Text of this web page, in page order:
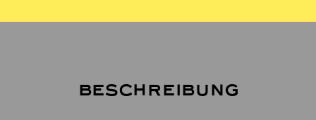
Beschreibung